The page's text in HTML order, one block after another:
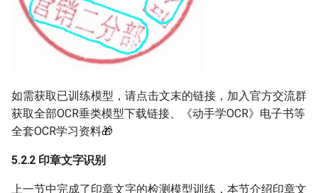
如需获取已训练模型，请点击文末的链接，加入官方交流群
获取全部OCR垂类模型下载链接、《动手学OCR》电子书等
全套OCR学习资料🎁
5.2.2 印章文字识别
上一节中完成了印章文字的检测模型训练，本节介绍印章文